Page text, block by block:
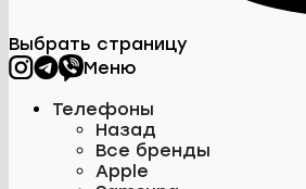
Выбрать страницу
Меню
Телефоны
Назад
Все бренды
Apple